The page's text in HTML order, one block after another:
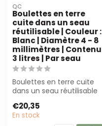
QC
Boulettes en terre
cuite dans un seau
réutilisable | Couleur :
Blanc | Diamètre 4 - 8
millimètres | Contenu
3 litres | Par seau
Boulettes en terre cuite
dans un seau réutilisable
les ...
€20,35
En stock